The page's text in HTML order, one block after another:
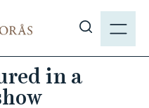
N
h
o
in a